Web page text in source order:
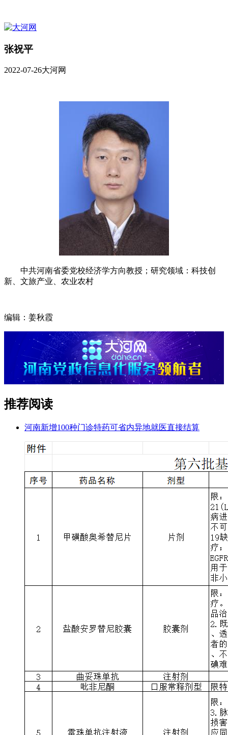
张祝平
2022-07-26大河网
中共河南省委党校经济学方向教授；研究领域：科技创
新、文旅产业、农业农村
编辑：姜秋霞
推荐阅读
河南新增100种门诊特药可省内异地就医直接结算